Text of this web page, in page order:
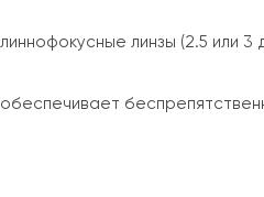
линзы (2.5 или